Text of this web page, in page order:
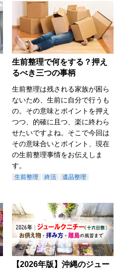
生前整理で何をする？押え
るべき三つの事柄
生前整理は残される家族が困ら
ないため、生前に自分で行うも
の。その意味とポイントを押え
つつ、的確に且つ、楽に終わら
せたいですよね。そこで今回は
その意味合いとポイント、現在
の生前整理事情をお伝えしま
す。
生前整理 終活 遺品整理
【2026年版】沖縄のジュー